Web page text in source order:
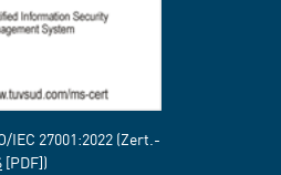
IEC 27001:2022 (Zert.-
[PDF])